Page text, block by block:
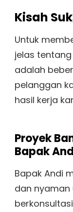
Kisah
Untuk
jelas
adalah
pelanggan
hasil kerja
Proyek
Bapak
Bapak Andi
dan nyaman